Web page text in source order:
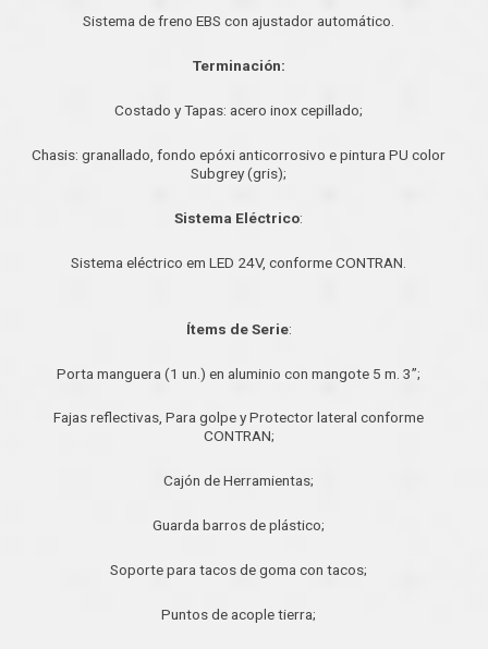
Sistema de freno EBS con ajustador automático.
Terminación:
Costado y Tapas: acero inox cepillado;
Chasis: granallado, fondo epóxi anticorrosivo e pintura PU color
Subgrey (gris);
Sistema Eléctrico:
Sistema eléctrico em LED 24V, conforme CONTRAN.
Ítems de Serie:
Porta manguera (1 un.) en aluminio con mangote 5 m. 3”;
Fajas reflectivas, Para golpe y Protector lateral conforme
CONTRAN;
Cajón de Herramientas;
Guarda barros de plástico;
Soporte para tacos de goma con tacos;
Puntos de acople tierra;